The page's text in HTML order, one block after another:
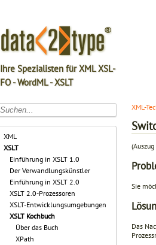
Ihre Spezialisten für XML XSL-
FO - WordML - XSLT
XML
XSLT
Einführung in XSLT 1.0
Der Verwandlungskünstler
Einführung in XSLT 2.0
XSLT 2.0-Prozessoren
XSLT-Entwicklungsumgebungen
XSLT Kochbuch
Über das Buch
XPath
XML-
(Auszug
Sie
Das